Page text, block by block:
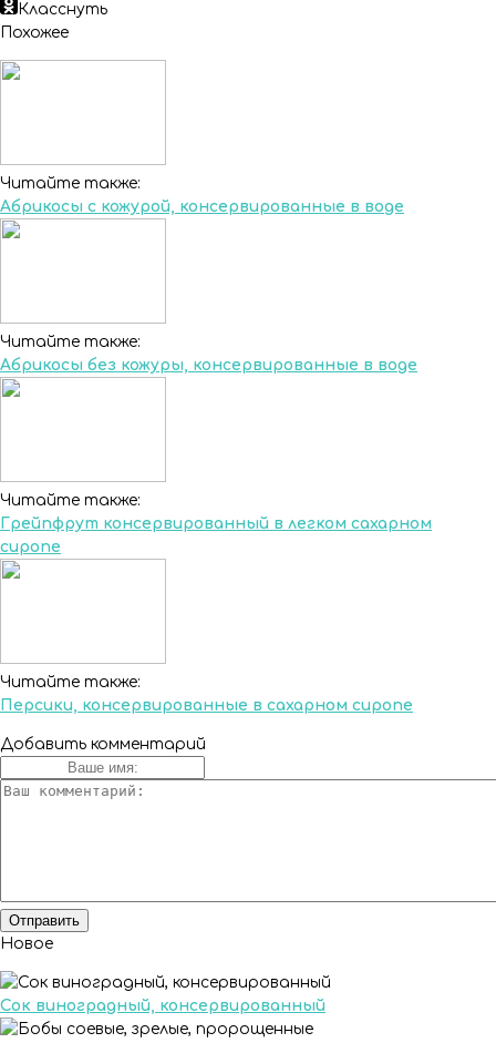
Класснуть
Похожее
Читайте также:
Абрикосы с кожурой, консервированные в воде
Читайте также:
Абрикосы без кожуры, консервированные в воде
Читайте также:
Грейпфрут консервированный в легком сахарном
сиропе
Читайте также:
Персики, консервированные в сахарном сиропе
Добавить комментарий
Новое
Сок виноградный, консервированный